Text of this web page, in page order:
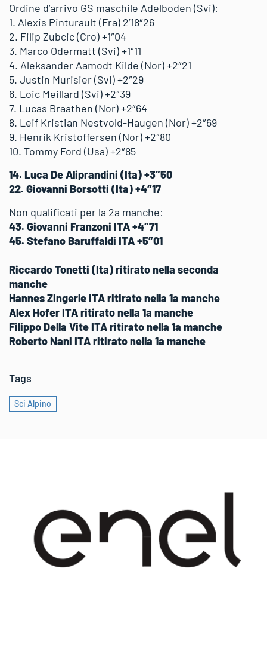
Ordine d’arrivo GS maschile Adelboden (Svi):
1. Alexis Pinturault (Fra) 2’18″26
2. Filip Zubcic (Cro) +1″04
3. Marco Odermatt (Svi) +1″11
4. Aleksander Aamodt Kilde (Nor) +2″21
5. Justin Murisier (Svi) +2″29
6. Loic Meillard (Svi) +2″39
7. Lucas Braathen (Nor) +2″64
8. Leif Kristian Nestvold-Haugen (Nor) +2″69
9. Henrik Kristoffersen (Nor) +2″80
10. Tommy Ford (Usa) +2″85
14. Luca De Aliprandini (Ita) +3″50
22. Giovanni Borsotti (Ita) +4″17
Non qualificati per la 2a manche:
43. Giovanni Franzoni ITA +4″71
45. Stefano Baruffaldi ITA +5″01
Riccardo Tonetti (Ita) ritirato nella seconda
manche
Hannes Zingerle ITA ritirato nella 1a manche
Alex Hofer ITA ritirato nella 1a manche
Filippo Della Vite ITA ritirato nella 1a manche
Roberto Nani ITA ritirato nella 1a manche
Tags
Sci Alpino